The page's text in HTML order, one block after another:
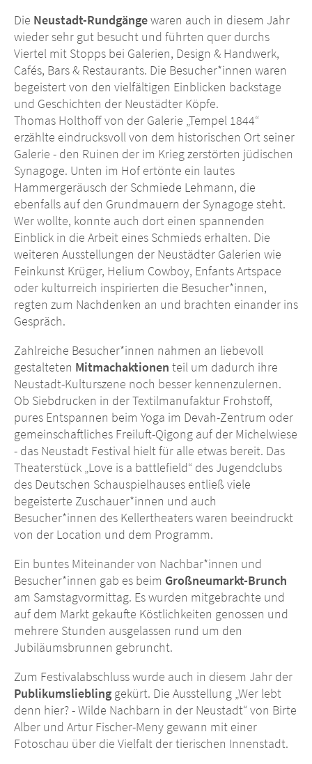
Die Neustadt-Rundgängewaren auch in diesem Jahr
wieder sehr gut besucht und führten quer durchs
Viertel mit Stopps bei Galerien, Design & Handwerk,
Cafés, Bars & Restaurants. Die Besucher*innen waren
begeistert von den vielfältigen Einblicken backstage
und Geschichten der Neustädter Köpfe.
Thomas Holthoff von der Galerie „Tempel 1844“
erzählte eindrucksvoll von dem historischen Ort seiner
Galerie - den Ruinen der im Krieg zerstörten jüdischen
Synagoge. Unten im Hof ertönte ein lautes
Hammergeräusch der Schmiede Lehmann, die
ebenfalls auf den Grundmauern der Synagoge steht.
Wer wollte, konnte auch dort einen spannenden
Einblick in die Arbeit eines Schmieds erhalten. Die
weiteren Ausstellungen der Neustädter Galerien wie
Feinkunst Krüger, Helium Cowboy, Enfants Artspace
oder kulturreich inspirierten die Besucher*innen,
regten zum Nachdenken an und brachten einander ins
Gespräch.
Zahlreiche Besucher*innen nahmen an liebevoll
gestalteten Mitmachaktionen teil um dadurch ihre
Neustadt-Kulturszene noch besser kennenzulernen.
Ob Siebdrucken in der Textilmanufaktur Frohstoff,
pures Entspannen beim Yoga im Devah-Zentrum oder
gemeinschaftliches Freiluft-Qigong auf der Michelwiese
- das Neustadt Festival hielt für alle etwas bereit. Das
Theaterstück „Love is a battlefield“ des Jugendclubs
des Deutschen Schauspielhauses entließ viele
begeisterte Zuschauer*innen und auch
Besucher*innen des Kellertheaters waren beeindruckt
von der Location und dem Programm.
Ein buntes Miteinander von Nachbar*innen und
Besucher*innen gab es beim Großneumarkt-Brunch
am Samstagvormittag. Es wurden mitgebrachte und
auf dem Markt gekaufte Köstlichkeiten genossen und
mehrere Stunden ausgelassen rund um den
Jubiläumsbrunnen gebruncht.
Zum Festivalabschluss wurde auch in diesem Jahr der
Publikumsliebling gekürt. Die Ausstellung „Wer lebt
denn hier? - Wilde Nachbarn in der Neustadt“ von Birte
Alber und Artur Fischer-Meny gewann mit einer
Fotoschau über die Vielfalt der tierischen Innenstadt.